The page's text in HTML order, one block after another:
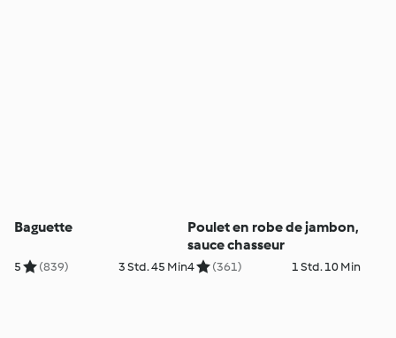
Baguette
5 (839) 3 Std. 45 Min
Poulet en robe de jambon,
sauce chasseur
4 (361) 1 Std. 10 Min